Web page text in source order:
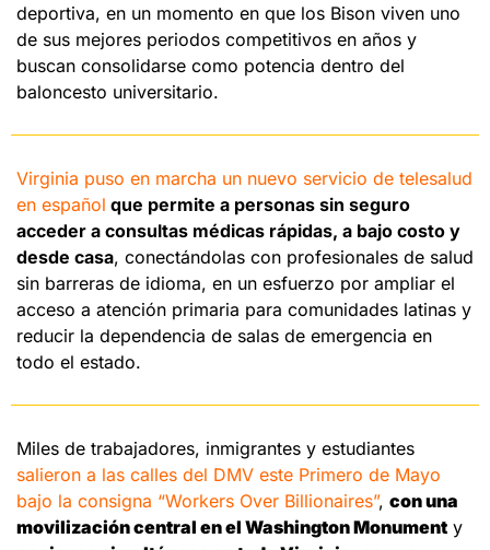
deportiva, en un momento en que los Bison viven uno
de sus mejores periodos competitivos en años y
buscan consolidarse como potencia dentro del
baloncesto universitario.
Virginia puso en marcha un nuevo servicio de telesalud
en español que permite a personas sin seguro
acceder a consultas médicas rápidas, a bajo costo y
desde casa, conectándolas con profesionales de salud
sin barreras de idioma, en un esfuerzo por ampliar el
acceso a atención primaria para comunidades latinas y
reducir la dependencia de salas de emergencia en
todo el estado.
salieron a las calles del DMV este Primero de Mayo
bajo la consigna “Workers Over Billionaires”, con una
movilización central en el Washington Monument